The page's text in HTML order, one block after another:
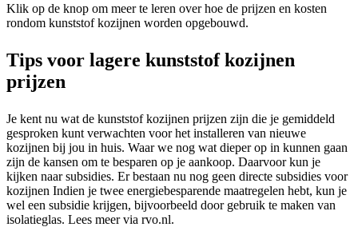
Klik op de knop om meer te leren over hoe de prijzen en kosten
rondom kunststof kozijnen worden opgebouwd.
Tips voor lagere kunststof kozijnen
prijzen
Je kent nu wat de kunststof kozijnen prijzen zijn die je gemiddeld
gesproken kunt verwachten voor het installeren van nieuwe
kozijnen bij jou in huis. Waar we nog wat dieper op in kunnen gaan
zijn de kansen om te besparen op je aankoop. Daarvoor kun je
kijken naar subsidies. Er bestaan nu nog geen directe subsidies voor
kozijnen Indien je twee energiebesparende maatregelen hebt, kun je
wel een subsidie krijgen, bijvoorbeeld door gebruik te maken van
isolatieglas. Lees meer via rvo.nl.